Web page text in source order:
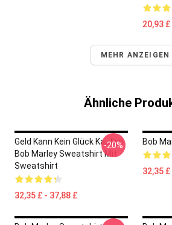
20,93
MEHR ANZEIGEN
Ähnliche
Geld Kann Kein Glück Kaufen
Bob Marley Sweatshirt Mit
Sweatshirt
32,35 £ - 37,88 £
-20% Bob
32,35